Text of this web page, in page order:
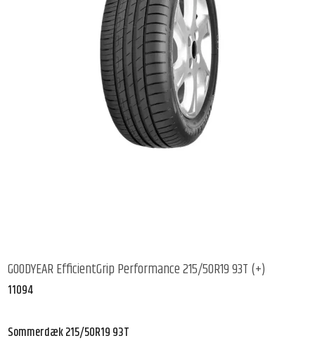
GOODYEAR EfficientGrip Performance 215/50R19 93T (+)
11094
Sommerdæk 215/50R19 93T